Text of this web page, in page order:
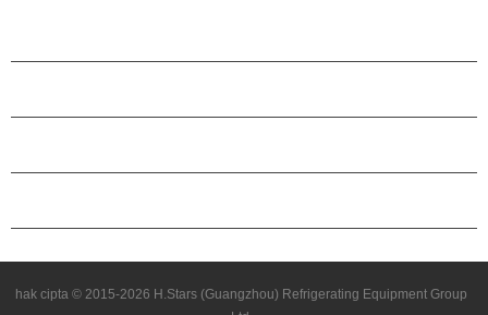
hak cipta © 2015-2026 H.Stars (Guangzhou) Refrigerating Equipment Group